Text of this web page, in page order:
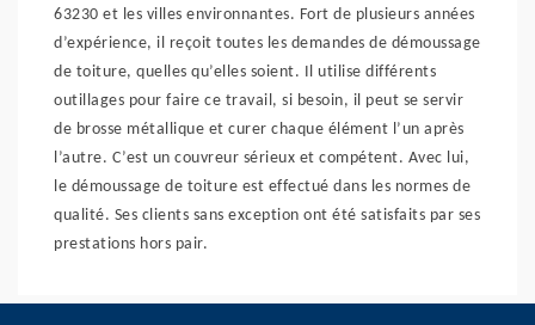
63230 et les villes environnantes. Fort de plusieurs années
d’expérience, il reçoit toutes les demandes de démoussage
de toiture, quelles qu’elles soient. Il utilise différents
outillages pour faire ce travail, si besoin, il peut se servir
de brosse métallique et curer chaque élément l’un après
l’autre. C’est un couvreur sérieux et compétent. Avec lui,
le démoussage de toiture est effectué dans les normes de
qualité. Ses clients sans exception ont été satisfaits par ses
prestations hors pair.